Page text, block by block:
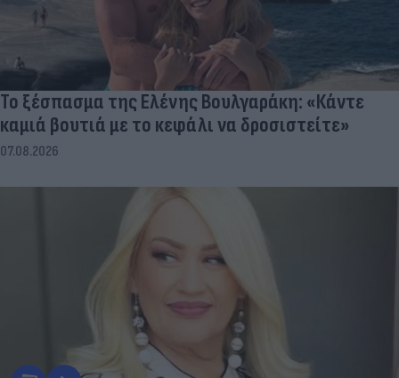
Το ξέσπασμα της Ελένης Βουλγαράκη: «Κάντε
καμιά βουτιά με το κεφάλι να δροσιστείτε»
07.08.2026